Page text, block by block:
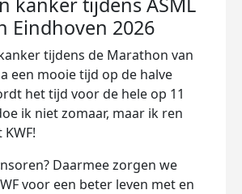
Eindhoven 2026
tijdens de Marathon van
een mooie tijd op de halve
het tijd voor de hele op 11
ik niet zomaar, maar ik ren
Daarmee zorgen we
voor een beter leven met en